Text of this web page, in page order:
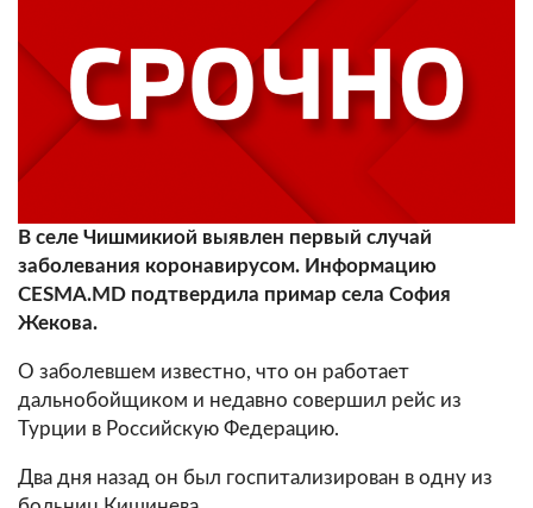
В селе Чишмикиой выявлен первый случай
заболевания коронавирусом. Информацию
CESMA.MD подтвердила примар села София
Жекова.
О заболевшем известно, что он работает
дальнобойщиком и недавно совершил рейс из
Турции в Российскую Федерацию.
Два дня назад он был госпитализирован в одну из